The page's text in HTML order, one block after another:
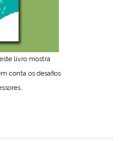
livro mostra
conta os desafios